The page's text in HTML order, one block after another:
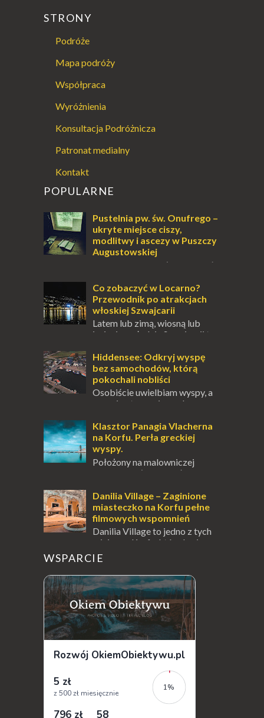
STRONY
Podróże
Mapa podróży
Współpraca
Wyróżnienia
Konsultacja Podróżnicza
Patronat medialny
Kontakt
POPULARNE
Pustelnia pw. św. Onufrego –
ukryte miejsce ciszy,
modlitwy i ascezy w Puszczy
Augustowskiej
Dla jednych to może wydawać
przetrwania lub romantycznym życiem. Dla
innych to nieustanne przebywanie z B...
Co zobaczyć w Locarno?
Przewodnik po atrakcjach
włoskiej Szwajcarii
Latem lub zimą, wiosną lub
jesienią, południe Szwajcarii to
odwiedzić. Moja zimowa podróż do
Locarno gwara...
Hiddensee: Odkryj wyspę
bez samochodów, którą
pokochali nobliści
Osobiście uwielbiam wyspy, a
uczucie otoczenia wodą
pośrodku Bałtyku? To zawsze brzmi jak
doskonał...
Klasztor Panagia Vlacherna
na Korfu. Perła greckiej
wyspy.
Położony na malowniczej
wysepce, tuż obok półwyspu
jest jednym z najbardziej rozpoznawalnych
symbo...
Danilia Village – Zaginione
miasteczko na Korfu pełne
filmowych wspomnień
Danilia Village to jedno z tych
miejsc na Korfu, które kryje w
sobie wiele tajemnic i historii, a przy tym
jest doskonale znane miłośnikom f...
WSPARCIE